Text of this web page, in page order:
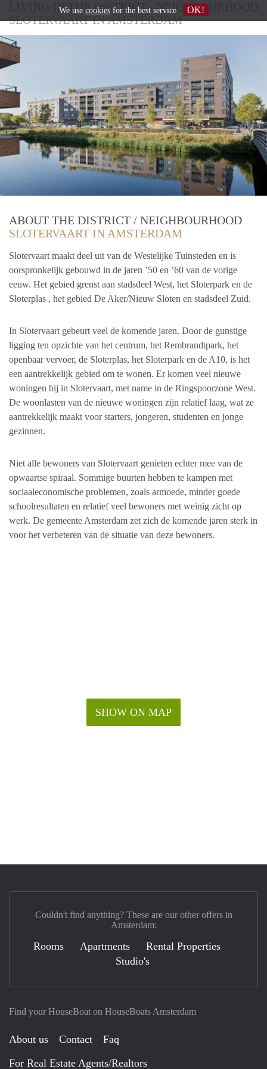
LIVING IN THE DISTRICT / NEIGHBOURHOOD
SLOTERVAART IN AMSTERDAM
ABOUT THE DISTRICT / NEIGHBOURHOOD
SLOTERVAART IN AMSTERDAM
Slotervaart maakt deel uit van de Westelijke Tuinsteden en is
oorspronkelijk gebouwd in de jaren ’50 en ’60 van de vorige
eeuw. Het gebied grenst aan stadsdeel West, het Sloterpark en de
Sloterplas , het gebied De Aker/Nieuw Sloten en stadsdeel Zuid.
In Slotervaart gebeurt veel de komende jaren. Door de gunstige
ligging ten opzichte van het centrum, het Rembrandtpark, het
openbaar vervoer, de Sloterplas, het Sloterpark en de A10, is het
een aantrekkelijk gebied om te wonen. Er komen veel nieuwe
woningen bij in Slotervaart, met name in de Ringspoorzone West.
De woonlasten van de nieuwe woningen zijn relatief laag, wat ze
aantrekkelijk maakt voor starters, jongeren, studenten en jonge
gezinnen.
Niet alle bewoners van Slotervaart genieten echter mee van de
opwaartse spiraal. Sommige buurten hebben te kampen met
sociaaleconomische problemen, zoals armoede, minder goede
schoolresultaten en relatief veel bewoners met weinig zicht op
werk. De gemeente Amsterdam zet zich de komende jaren sterk in
voor het verbeteren van de situatie van deze bewoners.
SHOW ON MAP
Find your HouseBoat on HouseBoats Amsterdam
About us Contact
Faq
For Real Estate Agents/Realtors
Couldn't find anything? These are our other offers in
Amsterdam:
Rooms Apartments
Rental Properties
Studio's
We use cookiesfor the best service OK!